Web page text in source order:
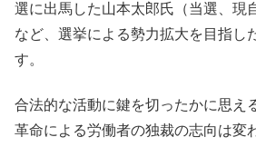
選に出馬した山本太郎氏（当選、現
など、選挙による勢力拡大を目指し
す。
合法的な活動に鍵を切ったかに思え
革命による労働者の独裁の志向は変